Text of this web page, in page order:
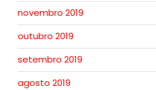
novembro 2019
outubro 2019
setembro 2019
agosto 2019